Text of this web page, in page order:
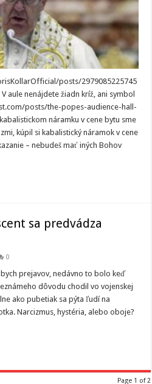
posts/2979085225745
aule nenájdete žiadn kríž, ani symbol
posts/the-popes-audience-hall-
náramku v cene bytu sme
kúpil si kabalistický náramok v cene
– nebudeš mať iných Bohov
sa predvádza
0
prejavov, nedávno to bolo keď
dôvodu chodil vo vojenskej
ako pubetiak sa pýta ľudí na
Narcizmus, hystéria, alebo oboje?
Page 1 of 2